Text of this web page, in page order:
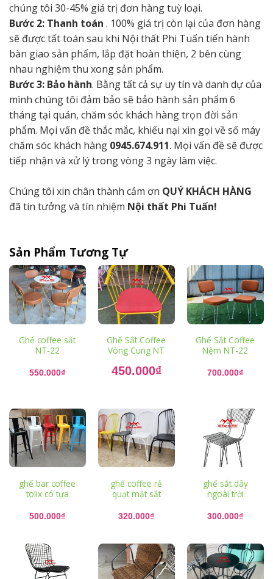
chúng tôi 30-45% giá trị đơn hàng tuỳ loại.
Bước 2: Thanh toán . 100% giá trị còn lại của đơn hàng
sẽ được tất toán sau khi Nội thất Phi Tuấn tiến hành
bàn giao sản phẩm, lắp đặt hoàn thiện, 2 bên cùng
nhau nghiệm thu xong sản phẩm.
Bước 3: Bảo hành. Bằng tất cả sự uy tín và danh dự của
mình chúng tôi đảm bảo sẽ bảo hành sản phẩm 6
tháng tại quán, chăm sóc khách hàng trọn đời sản
phẩm. Mọi vấn đề thắc mắc, khiếu nại xin gọi về số máy
chăm sóc khách hàng 0945.674.911. Mọi vấn đề sẽ được
tiếp nhận và xử lý trong vòng 3 ngày làm việc.
Chúng tôi xin chân thành cảm ơn QUÝ KHÁCH HÀNG
đã tin tưởng và tín nhiệm Nội thất Phi Tuấn!
Sản Phẩm Tương Tự
Ghế coffee sắt
NT-22
550.000₫
Ghế Sắt Coffee
Vòng Cung NT
Giá
gốc
450.000₫
450.000₫.
Ghế Sắt Coffee
Nệm NT-22
700.000₫
ghế bar coffee
tolix có tựa
500.000₫
ghế coffee rẻ
quạt mặt sắt
320.000₫
ghế sắt dây
ngoài trời
300.000₫